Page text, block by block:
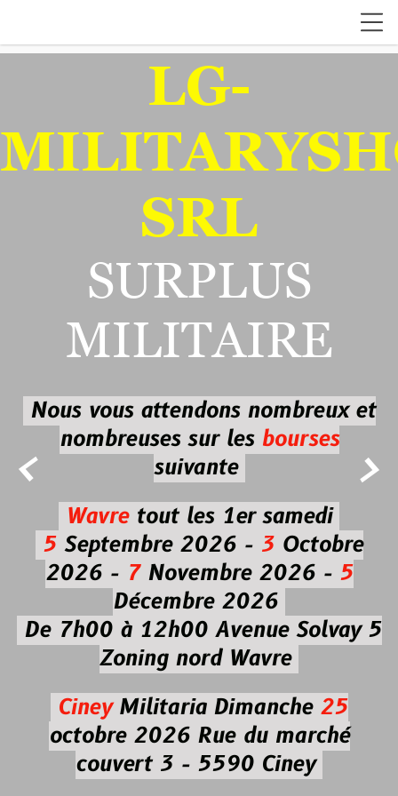
 
LG-
SRL
SURPLUS
MILITAIRE
Nous vous attendons nombreux et
nombreuses sur les bourses
suivante
Wavretout les 1er samedi
5Septembre 2026 - 3Octobre
2026 -7Novembre 2026 - 5
Décembre 2026
De 7h00 à 12h00 Avenue Solvay 5
Zoning nord Wavre
CineyMilitaria Dimanche 25
octobre 2026Rue du marché
couvert 3 - 5590 Ciney